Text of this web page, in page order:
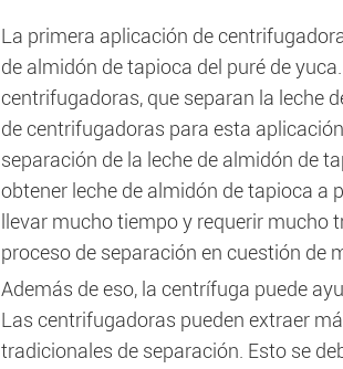
La primera aplicación de
de almidón de tapioca del puré de
centrifugadoras, que separan la leche
de centrifugadoras para esta
separación de la leche de almidón de
obtener leche de almidón de tapioca a
llevar mucho tiempo y requerir mucho
proceso de separación en cuestión de
Además de eso, la centrífuga puede
Las centrifugadoras pueden extraer
tradicionales de separación. Esto se